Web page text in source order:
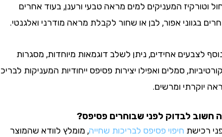
המעניקים למים מראה טבעי ורענן, בעוד אחרים
בגווני אפור, לבן או שחור לקבלת מראה מודרני ואלגנטי.
אחידים, ניתן לשלב דוגמאות מיוחדות, מסגרות
סמלים ואפילו יצירות פסיפס ייחודיות המעניקות לבריכה
ומרשים.
לבדוק לפני שבוחרים פסיפס?
חיפוי פסיפס לבריכות שחייה, מומלץ לוודא שהמוצר